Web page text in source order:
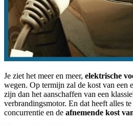
Je ziet het meer en meer, elektrische
wegen. Op termijn zal de kost van een
zijn dan het aanschaffen van een
verbrandingsmotor. En dat heeft alles
concurrentie en de afnemende kost